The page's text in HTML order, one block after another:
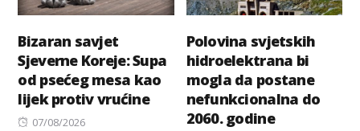
Bizaran savjet
Sjeverne Koreje: Supa
od psećeg mesa kao
lijek protiv vrućine
Posted
07/08/2026
Polovina svjetskih
hidroelektrana bi
mogla da postane
nefunkcionalna do
2060. godine